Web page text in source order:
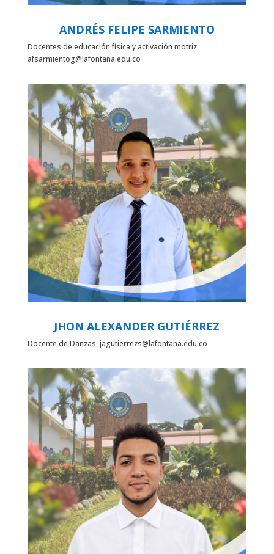
ANDRÉS FELIPE SARMIENTO
Docentes de educación física y activación motriz
afsarmientog@lafontana.edu.co
JHON ALEXANDER GUTIÉRREZ
Docente de Danzas jagutierrezs@lafontana.edu.co